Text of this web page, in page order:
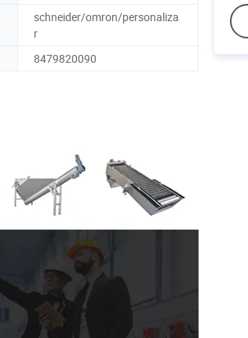
schneider/omron/personaliza
r
8479820090